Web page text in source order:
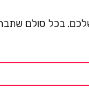
שלכם. בכל סולם